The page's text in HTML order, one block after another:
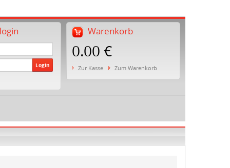
Warenkorb
0.00 €
Zur Kasse Zum Warenkorb
Login